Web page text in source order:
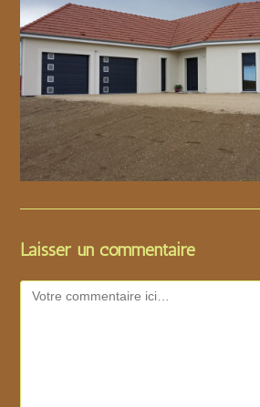
Laisser un commentaire
Comment